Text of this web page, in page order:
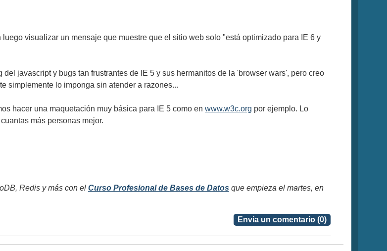
visualizar un mensaje que muestre que el sitio web solo "está optimizado para IE 6 y
javascript y bugs tan frustrantes de IE 5 y sus hermanitos de la 'browser wars', pero creo
simplemente lo imponga sin atender a razones...
hacer una maquetación muy básica para IE 5 como en www.w3c.org por ejemplo. Lo
más personas mejor.
Redis y más con el Curso Profesional de Bases de Datos que empieza el martes, en
Envia un comentario (0)